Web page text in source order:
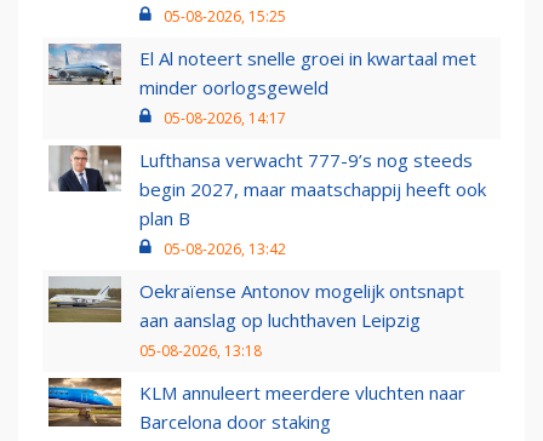
05-08-2026, 15:25
El Al noteert snelle groei in kwartaal met
minder oorlogsgeweld
05-08-2026, 14:17
Lufthansa verwacht 777-9’s nog steeds
begin 2027, maar maatschappij heeft ook
plan B
05-08-2026, 13:42
Oekraïense Antonov mogelijk ontsnapt
aan aanslag op luchthaven Leipzig
05-08-2026, 13:18
KLM annuleert meerdere vluchten naar
Barcelona door staking